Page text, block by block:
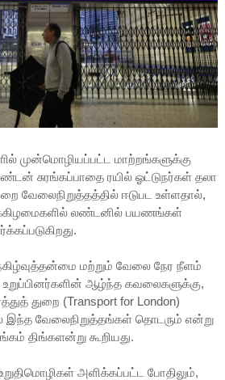
முன்மொழியப்பட்ட மாற்றங்களுக்கு
லண்டன் சுரங்கப்பாதை ரயில் ஓட்டுநர்கள் தலா
வேலைநிறுத்தத்தில் ஈடுபட உள்ளதால்,
லண்டனில் பயணங்கள்
மற்றும் வேலை நேர நீளம்
ஆழ்ந்த கவலைகளுக்கு,
துறை (Transport for London)
இந்த வேலைநிறுத்தங்கள் தொடரும் என்று
திங்களன்று கூறியது.
உறுதிமொழிகள் அளிக்கப்பட்ட போதிலும்,